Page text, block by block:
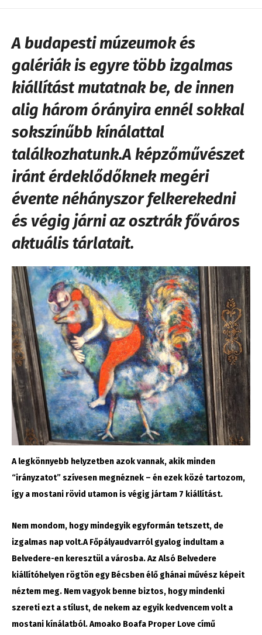
A budapesti múzeumok és
galériák is egyre több izgalmas
kiállítást mutatnak be, de innen
alig három órányira ennél sokkal
sokszínűbb kínálattal
találkozhatunk.A képzőművészet
iránt érdeklődőknek megéri
évente néhányszor felkerekedni
és végig járni az osztrák főváros
aktuális tárlatait.
A legkönnyebb helyzetben azok vannak, akik minden
“irányzatot” szívesen megnéznek – én ezek közé tartozom,
így a mostani rövid utamon is végig jártam 7 kiállítást.
Nem mondom, hogy mindegyik egyformán tetszett, de
izgalmas nap volt.A Főpályaudvarról gyalog indultam a
Belvedere-en keresztül a városba. Az Alsó Belvedere
kiállítóhelyen rögtön egy Bécsben élő ghánai művész képeit
néztem meg. Nem vagyok benne biztos, hogy mindenki
szereti ezt a stílust, de nekem az egyik kedvencem volt a
mostani kínálatból. Amoako Boafa Proper Love című